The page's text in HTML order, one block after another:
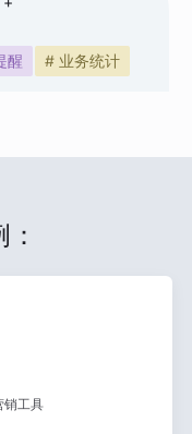
醒 # 业务统计
销工具